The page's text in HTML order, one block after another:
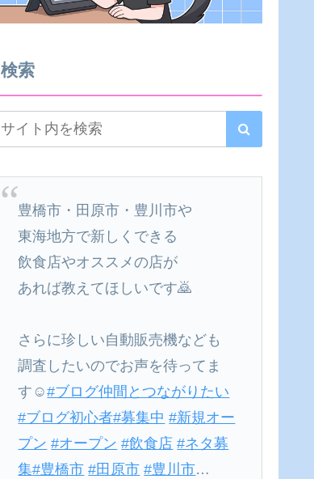
検索
豊橋市・田原市・豊川市や
東海地方で新しくできる
飲食店やオススメの店が
あれば教えてほしいです🙇
さらに珍しい自動販売機なども
調査したいのでお声を待ってま
す☺#ブログ仲間とつながりたい
#ブログ初心者#募集中 #新規オー
プン #オープン #飲食店 #ネタ募
集#豊橋市 #田原市 #豊川市…